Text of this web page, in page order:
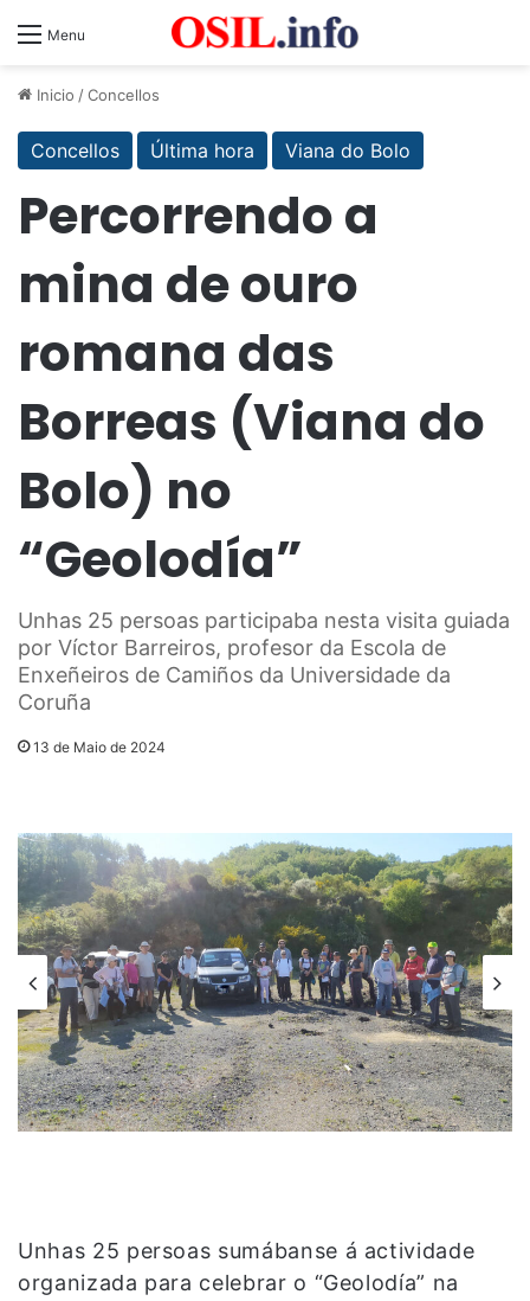
Menu
Inicio /Concellos
Concellos Última hora Viana do Bolo
Percorrendo a
mina de ouro
romana das
Borreas (Viana do
Bolo) no
“Geolodía”
Unhas 25 persoas participaba nesta visita guiada
por Víctor Barreiros, profesor da Escola de
Enxeñeiros de Camiños da Universidade da
Coruña
13 de Maio de 2024
Unhas 25 persoas sumábanse á actividade
organizada para celebrar o “Geolodía” na